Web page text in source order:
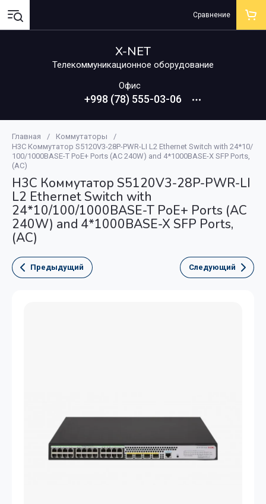
X-NET
Телекоммуникационное оборудование
Офис
+998 (78) 555-03-06
Сравнение
Главная / Коммутаторы
/
H3C Коммутатор S5120V3-28P-PWR-LI L2 Ethernet Switch with 24*10/
100/1000BASE-T PoE+ Ports (AC 240W) and 4*1000BASE-X SFP Ports,
(AC)
H3C Коммутатор S5120V3-28P-PWR-LI
L2 Ethernet Switch with
24*10/100/1000BASE-T PoE+ Ports (AC
240W) and 4*1000BASE-X SFP Ports,
(AC)
Предыдущий Следующий